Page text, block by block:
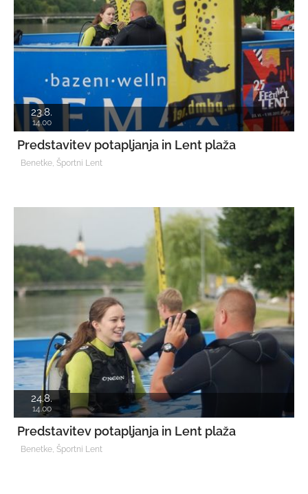
23.8.
14.00
Predstavitev potapljanja in Lent plaža
Benetke, Športni Lent
24.8.
14.00
Predstavitev potapljanja in Lent plaža
Benetke, Športni Lent